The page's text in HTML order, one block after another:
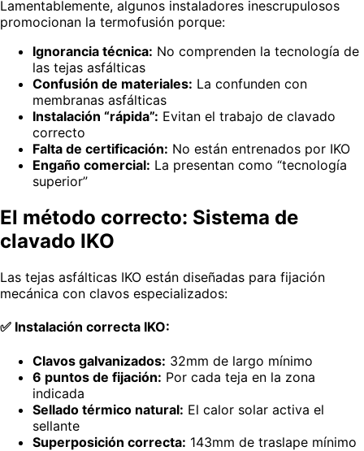
Lamentablemente, algunos instaladores inescrupulosos
promocionan la termofusión porque:
Ignorancia técnica: No comprenden la tecnología de
las tejas asfálticas
Confusión de materiales: La confunden con
membranas asfálticas
Instalación “rápida”: Evitan el trabajo de clavado
correcto
Falta de certificación: No están entrenados por IKO
Engaño comercial: La presentan como “tecnología
superior”
El método correcto: Sistema de
clavado IKO
Las tejas asfálticas IKO están diseñadas para fijación
mecánica con clavos especializados:
✅ Instalación correcta IKO:
Clavos galvanizados: 32mm de largo mínimo
6 puntos de fijación: Por cada teja en la zona
indicada
Sellado térmico natural: El calor solar activa el
sellante
Superposición correcta: 143mm de traslape mínimo